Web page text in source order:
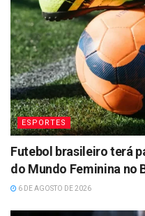
ESPORTES
Futebol brasileiro terá
do Mundo Feminina no
6 DE AGOSTO DE 2026